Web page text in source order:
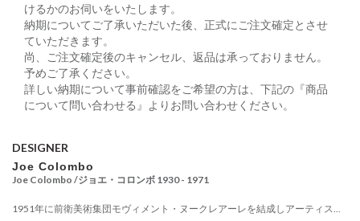
けるかのお伺いをいたします。
納期についてご了承いただいた後、正式にご注文確定とさせ
ていただきます。
尚、ご注文確定後のキャンセル、返品は承っておりません。
予めご了承ください。
詳しい納期について事前確認をご希望の方は、下記の『商品
について問い合わせる』よりお問い合わせください。
DESIGNER
Joe Colombo
Joe Colombo /ジョエ・コロンボ 1930 - 1971
1951年に前衛美術集団モヴィメント・ヌークレアーレを結成しアーティス...